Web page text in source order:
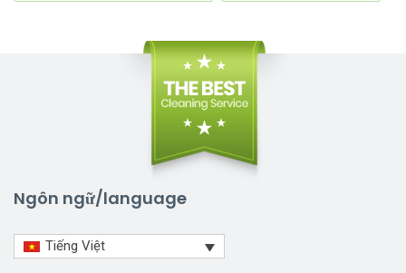
Ngôn ngữ/language
Tiếng Việt